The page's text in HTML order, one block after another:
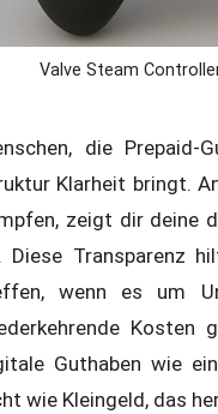
Valve Steam
die Prepaid-
Klarheit bringt.
zeigt dir deine
Diese Transparenz
wenn es um
Kosten
Guthaben wie
wie Kleingeld, das